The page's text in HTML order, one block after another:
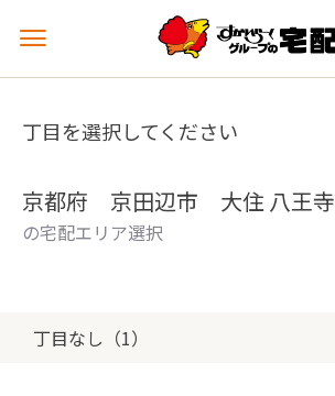
メ
ュ
を
丁目を選択してください
京都府 京田辺市 大住 八王寺
の宅配エリア選択
丁目なし（1）